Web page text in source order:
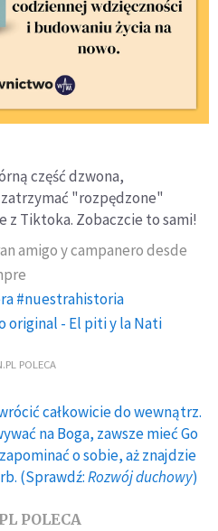
część dzwona,
"rozpędzone"
z Tiktoka. Zobaczcie to sami!
amigo y campanero desde
#nuestrahistoria
original - El piti y la Nati
POLECA
całkowicie do wewnątrz.
na Boga, zawsze mieć Go
o sobie, aż znajdzie
(Sprawdź:Rozwój duchowy)
POLECA